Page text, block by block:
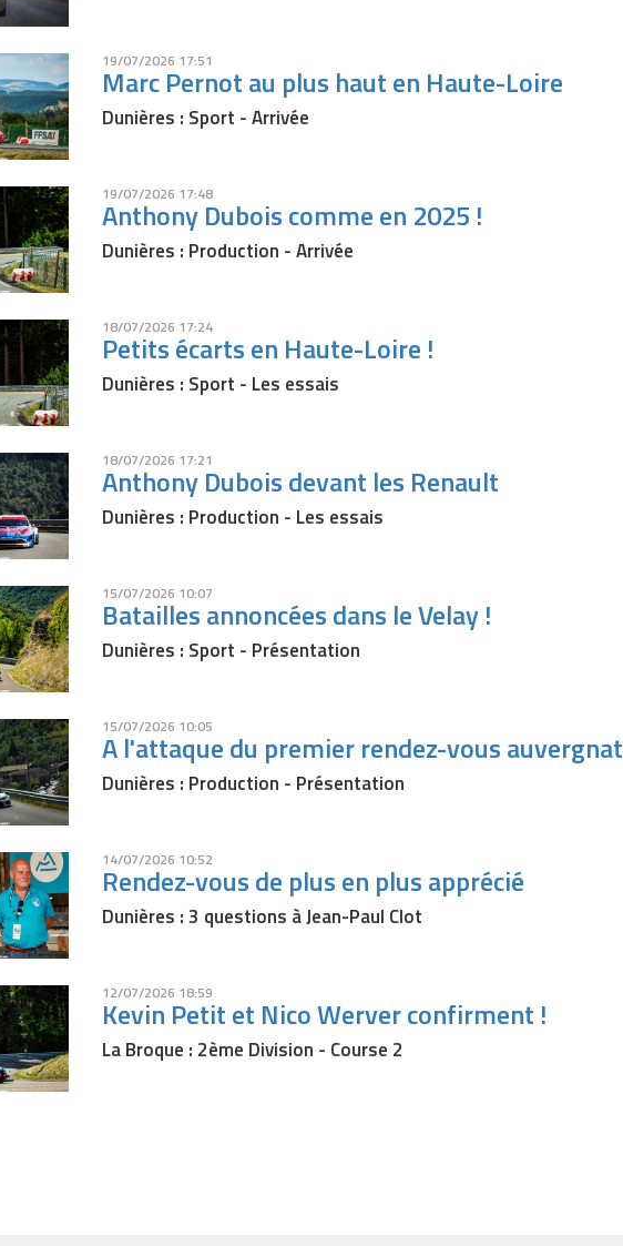
19/07/2026 17:51
Marc Pernot au plus haut en Haute-Loire
Dunières : Sport - Arrivée
19/07/2026 17:48
Anthony Dubois comme en 2025 !
Dunières : Production - Arrivée
18/07/2026 17:24
Petits écarts en Haute-Loire !
Dunières : Sport - Les essais
18/07/2026 17:21
Anthony Dubois devant les Renault
Dunières : Production - Les essais
15/07/2026 10:07
Batailles annoncées dans le Velay !
Dunières : Sport - Présentation
15/07/2026 10:05
A l'attaque du premier rendez-vous auvergnat
Dunières : Production - Présentation
14/07/2026 10:52
Rendez-vous de plus en plus apprécié
Dunières : 3 questions à Jean-Paul Clot
12/07/2026 18:59
Kevin Petit et Nico Werver confirment !
La Broque : 2ème Division - Course 2